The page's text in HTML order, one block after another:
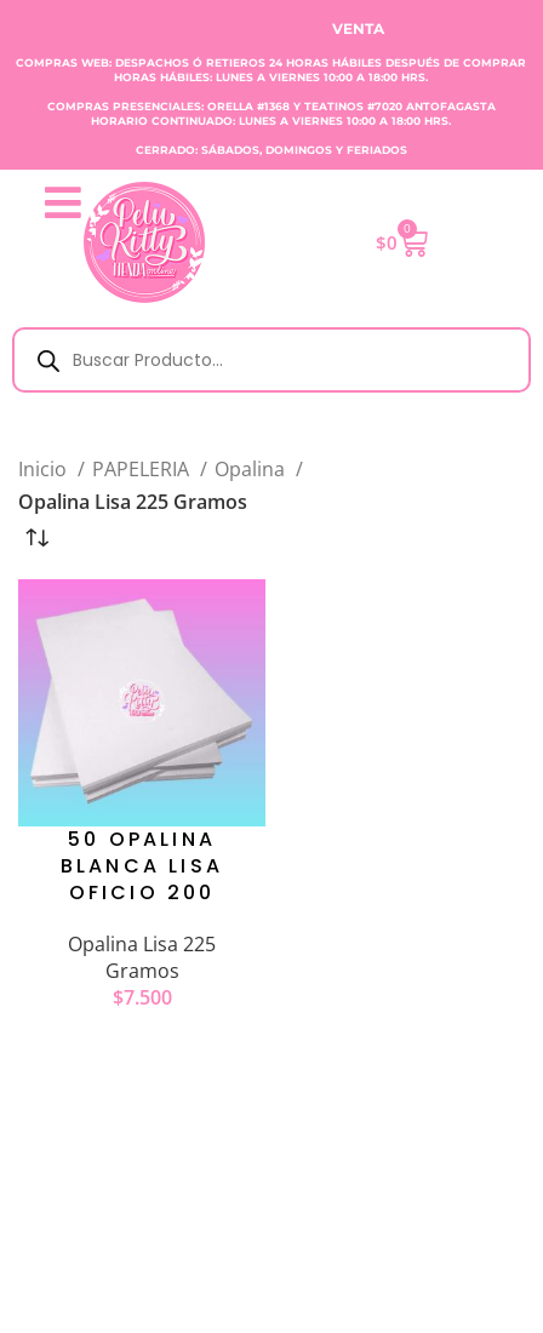
VENTA CLAUDIA TOBAR E.I.R.L.
COMPRAS WEB: DESPACHOS Ó RETIEROS 24 HORAS HÁBILES DESPUÉS DE COMPRAR
HORAS HÁBILES: LUNES A VIERNES 10:00 A 18:00 HRS.
COMPRAS PRESENCIALES: ORELLA #1368 Y TEATINOS #7020 ANTOFAGASTA
HORARIO CONTINUADO: LUNES A VIERNES 10:00 A 18:00 HRS.
CERRADO: SÁBADOS, DOMINGOS Y FERIADOS
$0
0
Inicio PAPELERIA
Opalina
Opalina Lisa 225 Gramos
50 OPALINA
BLANCA LISA
OFICIO 200
Opalina Lisa 225
Gramos
$7.500